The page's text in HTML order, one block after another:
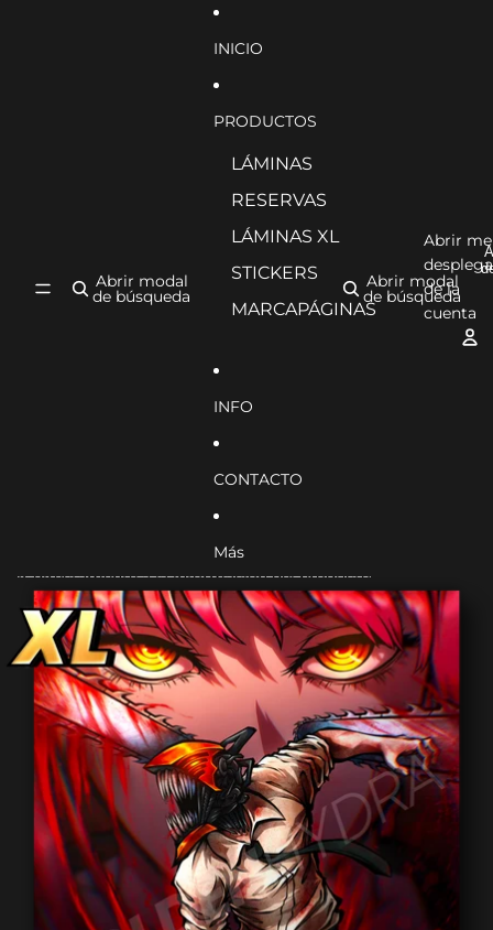
Abrir modal
de búsqueda
INICIO
PRODUCTOS
LÁMINAS
RESERVAS
LÁMINAS XL
STICKERS
MARCAPÁGINAS
INFO
CONTACTO
Más
Abrir modal
de búsqueda
Abrir
de la
cuenta
Ir directamente a la información del producto